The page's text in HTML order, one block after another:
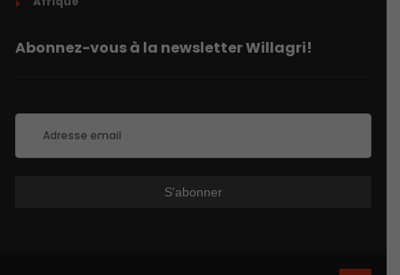
Abonnez-vous à la newsletter Willagri!